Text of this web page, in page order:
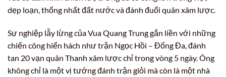
dẹp loạn, thống nhất đất nước và đánh đuổi quân xâm lược.
Sự nghiệp lẫy lừng của Vua Quang Trung gắn liền với những
chiến công hiển hách như trận Ngọc Hồi – Đống Đa, đánh
tan 20 vạn quân Thanh xâm lược chỉ trong vòng 5 ngày. Ông
không chỉ là một vị tướng đánh trận giỏi mà còn là một nhà